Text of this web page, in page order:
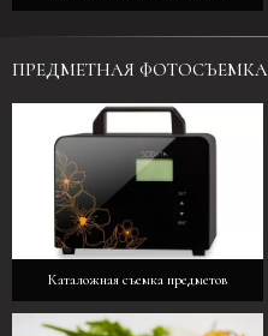
ПРЕДМЕТНАЯ ФОТОСЪЕМКА
Каталожная съемка предметов